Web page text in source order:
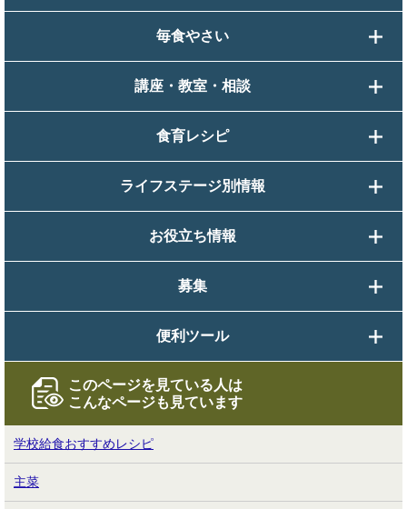
毎食やさい
講座・教室・相談
食育レシピ
ライフステージ別情報
お役立ち情報
募集
便利ツール
このページを見ている人は
こんなページも見ています
学校給食おすすめレシピ
主菜